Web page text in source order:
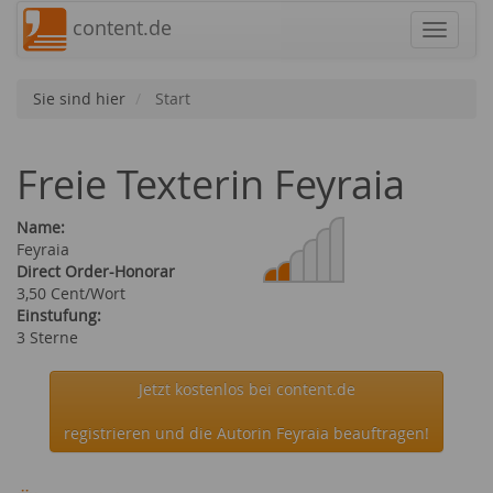
content.de
Sie sind hier Start
Freie Texterin Feyraia
Name:
Feyraia
Direct Order-Honorar
3,50 Cent/Wort
Einstufung:
3 Sterne
Jetzt kostenlos bei content.de
registrieren und die Autorin Feyraia beauftragen!